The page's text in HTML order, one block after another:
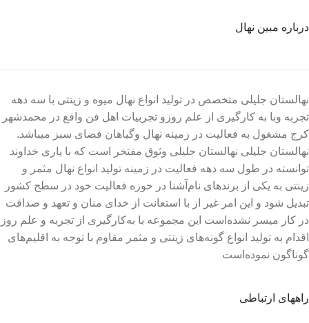
درباره مبین نهال
نهالستان جلیلی متخصص در تولید انواع نهال میوه و زینتی با سه دهه
تجربه وبا به کارگیری از علم روزو تجربیات اهل فن واقع در محمدشهر
کرج مشغول به فعالیت در زمینه نهال وگیاهان فضای سبز میباشد.
نهالستان جلیلی نهالستان جلیلی وثوق مفتخر است که با یاری خداوند
توانسته در طول سه دهه فعالیت در زمینه تولید انواع نهال مثمر و
زینتی به یکی از برندهای نام‌آشنا در حوزه فعالیت خود در سطح کشور
تبدیل شود و این امر غیر از با استعانت از خدای منان و تعهد و صداقت
در کار میسر نشده‌است این مجموعه با به‌کارگیری از تجربه و علم روز
اقدام به تولید انواع گونه‌های زینتی و مثمر مقاوم با توجه به اقلیم‌های
گوناگون نموده‌است
راههای ارتباطی